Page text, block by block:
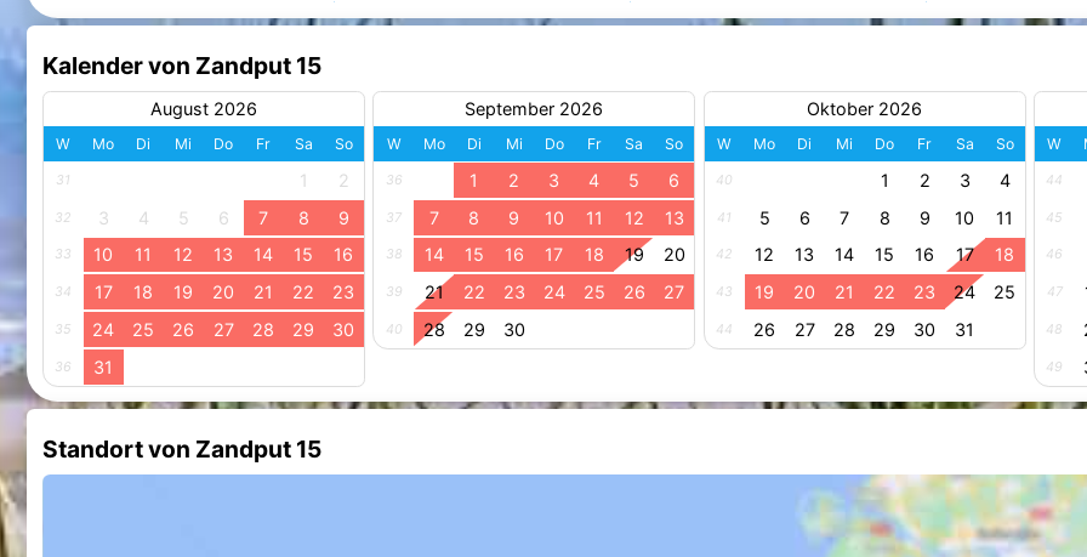
Kalender von Zandput 15
August 2026
W Mo Di Mi Do Fr Sa So
31 1 2
32 3 4 5 6 7 8 9
33 10 11 12 13 14 15 16
34 17 18 19 20 21 22 23
35 24 25 26 27 28 29 30
36 31
September 2026
W Mo Di Mi Do Fr Sa So
36 1 2 3 4 5 6
37 7 8 9 10 11 12 13
38 14 15 16 17 18 19 20
39 21 22 23 24 25 26 27
40 28 29 30
Oktober 2026
W Mo Di Mi Do Fr Sa So
40 1 2 3 4
41 5 6 7 8 9 10 11
42 12 13 14 15 16 17 18
43 19 20 21 22 23 24 25
44 26 27 28 29 30 31
W
44
45
46
47
48
49
Standort von Zandput 15